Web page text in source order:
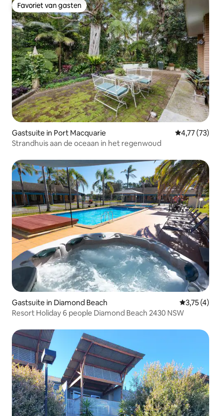
Favoriet van gasten
Favoriet van gasten
Gastsuite in Port Macquarie Gemiddelde
4,77 (73)
Strandhuis aan de oceaan in het regenwoud
Gastsuite in Diamond Beach
3,75 (4)
Resort Holiday 6 people Diamond Beach 2430 NSW